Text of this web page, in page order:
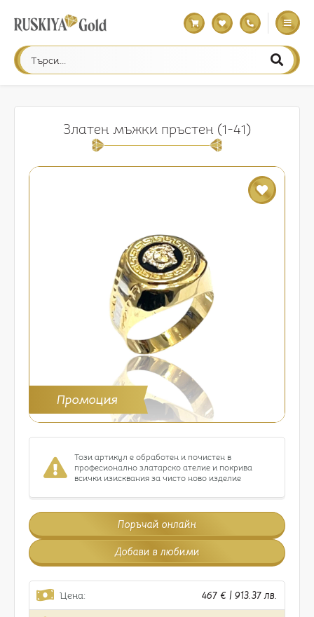
Златен мъжки пръстен (1-41)
Промоция
Този артикул е обработен и почистен в
професионално златарско ателие и покрива
всички изисквания за чисто ново изделие
Поръчай онлайн
Добави в любими
Цена: 467 € | 913.37 лв.